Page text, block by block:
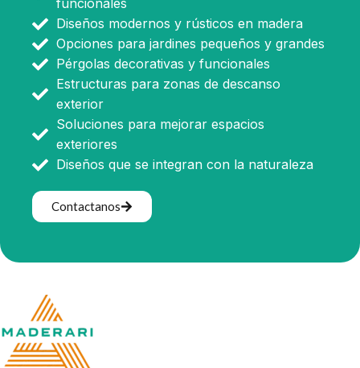
funcionales
Diseños modernos y rústicos en madera
Opciones para jardines pequeños y grandes
Pérgolas decorativas y funcionales
Estructuras para zonas de descanso
exterior
Soluciones para mejorar espacios
exteriores
Diseños que se integran con la naturaleza
Contactanos